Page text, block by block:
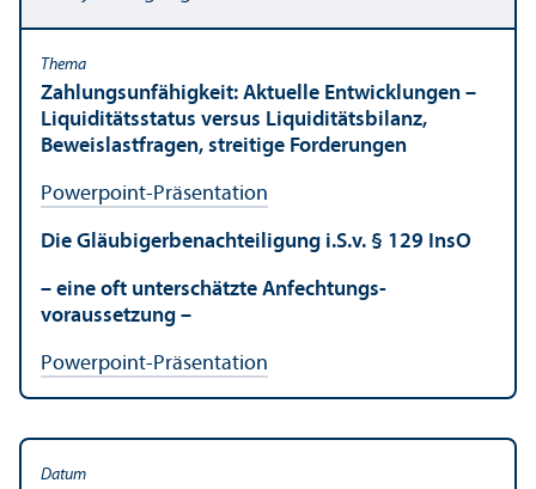
Zahlungs­un­fähigkeit: Aktuelle Entwicklungen –
Liquiditätsstatus versus Liquiditätsbilanz,
Beweislastfragen, streitige Forderungen
Powerpoint-Präsentation
Die Gläubigerbenachteiligung i.S.v. § 129 InsO
– eine oft unter­schätzte Anfechtungs­
voraussetzung –
Powerpoint-Präsentation